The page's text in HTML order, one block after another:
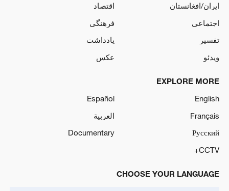
ایران/افغانستان
اقتصاد
اجتماعی
فرهنگی
تفسیر
یادداشت
ویدئو
عکس
EXPLORE MORE
English
Español
Français
العربية
Русский
Documentary
CCTV+
CHOOSE YOUR LANGUAGE